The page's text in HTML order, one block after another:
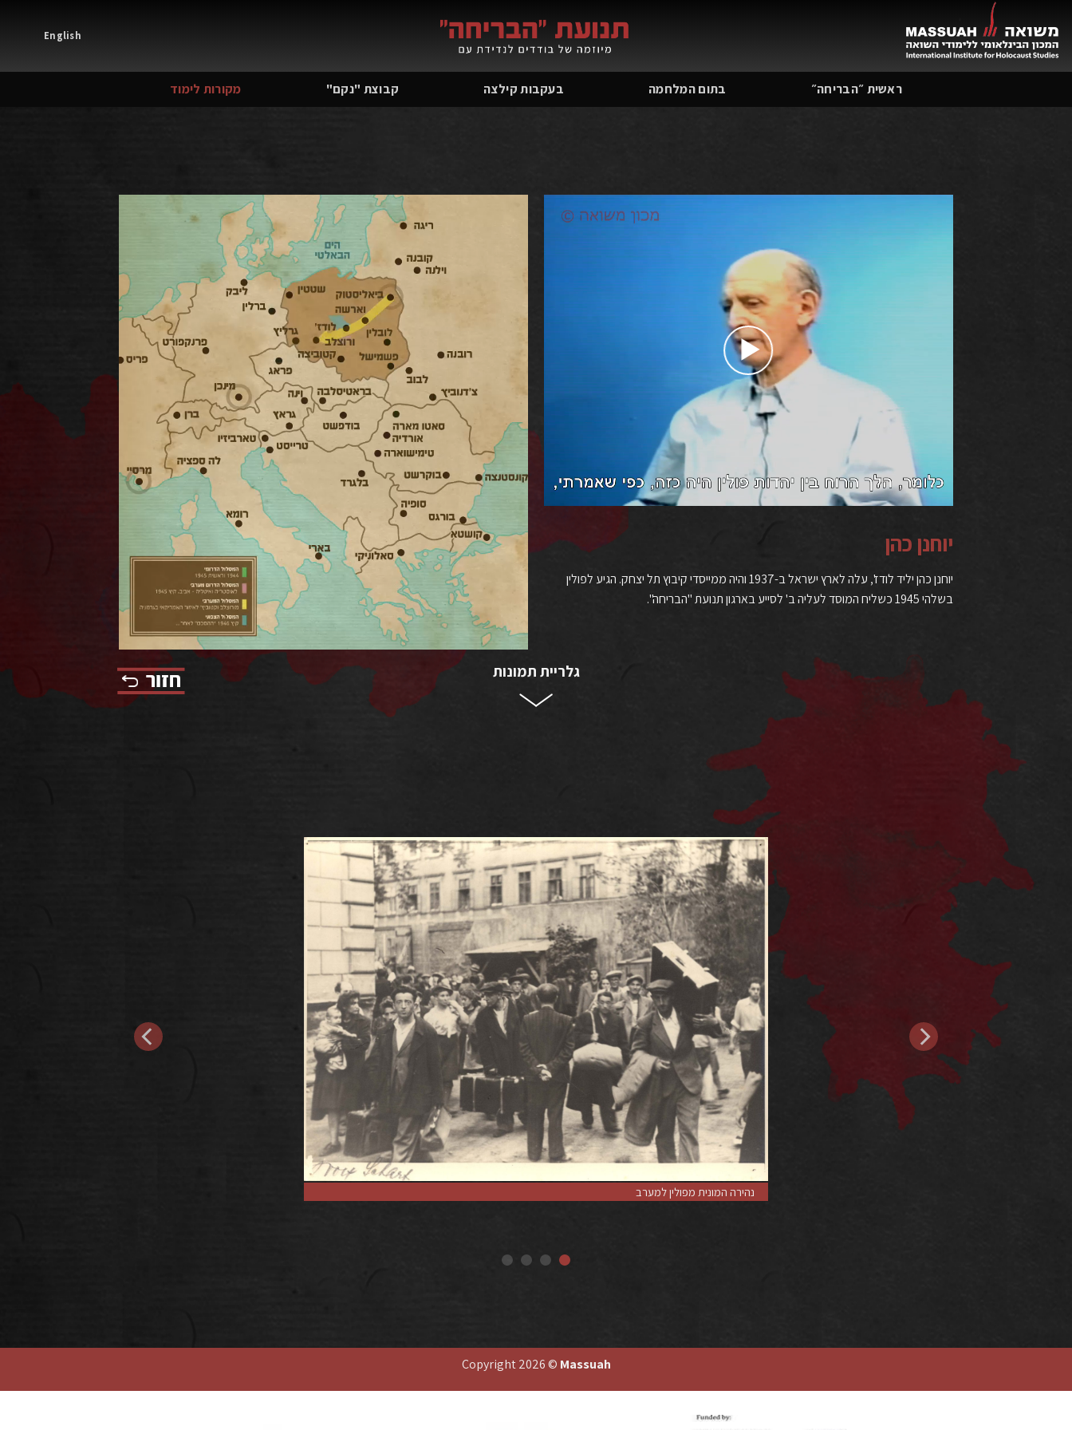
content
English
ראשית ״הבריחה״ בתום המלחמה בעקבות קילצה קבוצת "נקם" מקורות לימוד
יוחנן כהן
יוחנן כהן יליד לודז', עלה לארץ ישראל ב-1937 והיה ממייסדי קיבוץ תל יצחק. הגיע לפולין
בשלהי 1945 כשליח המוסד לעליה ב' לסייע בארגון תנועת "הבריחה".
גלריית תמונות
נהירה המונית מפולין למערב
Copyright 2026 © Massuah